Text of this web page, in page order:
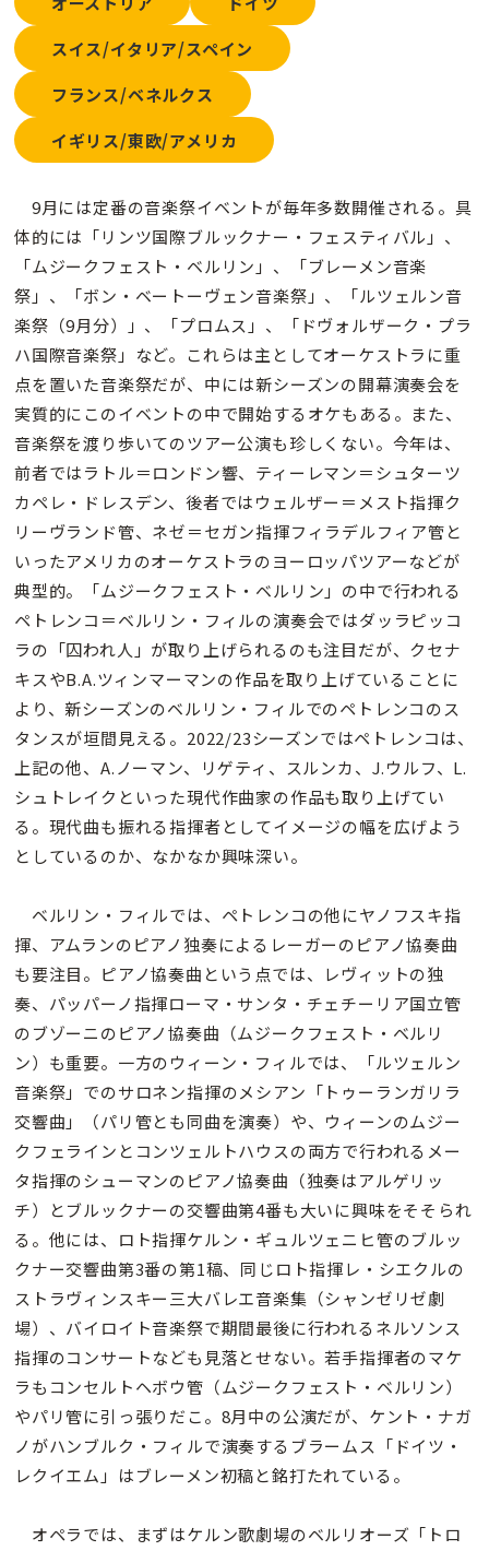
スイス/イタリア/スペイン
フランス/ベネルクス
イギリス/東欧/アメリカ
9月には定番の音楽祭イベントが毎年多数開催される。具
体的には「リンツ国際ブルックナー・フェスティバル」、
「ムジークフェスト・ベルリン」、「ブレーメン音楽
祭」、「ボン・ベートーヴェン音楽祭」、「ルツェルン音
楽祭（9月分）」、「プロムス」、「ドヴォルザーク・プラ
ハ国際音楽祭」など。これらは主としてオーケストラに重
点を置いた音楽祭だが、中には新シーズンの開幕演奏会を
実質的にこのイベントの中で開始するオケもある。また、
音楽祭を渡り歩いてのツアー公演も珍しくない。今年は、
前者ではラトル＝ロンドン響、ティーレマン＝シュターツ
カペレ・ドレスデン、後者ではウェルザー＝メスト指揮ク
リーヴランド管、ネゼ＝セガン指揮フィラデルフィア管と
いったアメリカのオーケストラのヨーロッパツアーなどが
典型的。「ムジークフェスト・ベルリン」の中で行われる
ペトレンコ＝ベルリン・フィルの演奏会ではダッラピッコ
ラの「囚われ人」が取り上げられるのも注目だが、クセナ
キスやB.A.ツィンマーマンの作品を取り上げていることに
より、新シーズンのベルリン・フィルでのペトレンコのス
タンスが垣間見える。2022/23シーズンではペトレンコは、
上記の他、A.ノーマン、リゲティ、スルンカ、J.ウルフ、L.
シュトレイクといった現代作曲家の作品も取り上げてい
る。現代曲も振れる指揮者としてイメージの幅を広げよう
としているのか、なかなか興味深い。
ベルリン・フィルでは、ペトレンコの他にヤノフスキ指
揮、アムランのピアノ独奏によるレーガーのピアノ協奏曲
も要注目。ピアノ協奏曲という点では、レヴィットの独
奏、パッパーノ指揮ローマ・サンタ・チェチーリア国立管
のブゾーニのピアノ協奏曲（ムジークフェスト・ベルリ
ン）も重要。一方のウィーン・フィルでは、「ルツェルン
音楽祭」でのサロネン指揮のメシアン「トゥーランガリラ
交響曲」（パリ管とも同曲を演奏）や、ウィーンのムジー
クフェラインとコンツェルトハウスの両方で行われるメー
タ指揮のシューマンのピアノ協奏曲（独奏はアルゲリッ
チ）とブルックナーの交響曲第4番も大いに興味をそそられ
る。他には、ロト指揮ケルン・ギュルツェニヒ管のブルッ
クナー交響曲第3番の第1稿、同じロト指揮レ・シエクルの
ストラヴィンスキー三大バレエ音楽集（シャンゼリゼ劇
場）、バイロイト音楽祭で期間最後に行われるネルソンス
指揮のコンサートなども見落とせない。若手指揮者のマケ
ラもコンセルトヘボウ管（ムジークフェスト・ベルリン）
やパリ管に引っ張りだこ。8月中の公演だが、ケント・ナガ
ノがハンブルク・フィルで演奏するブラームス「ドイツ・
レクイエム」はブレーメン初稿と銘打たれている。
オペラでは、まずはケルン歌劇場のベルリオーズ「トロ